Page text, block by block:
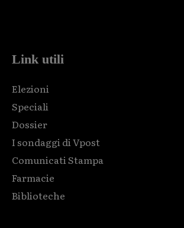
Link utili
Elezioni
Speciali
Dossier
I sondaggi di Vpost
Comunicati Stampa
Farmacie
Biblioteche